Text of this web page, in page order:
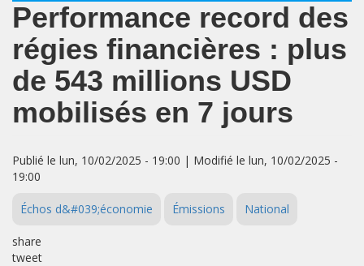
Performance record des
régies financières : plus
de 543 millions USD
mobilisés en 7 jours
Publié le lun, 10/02/2025 - 19:00 | Modifié le lun, 10/02/2025 -
19:00
Échos d&#039;économie Émissions National
share
tweet